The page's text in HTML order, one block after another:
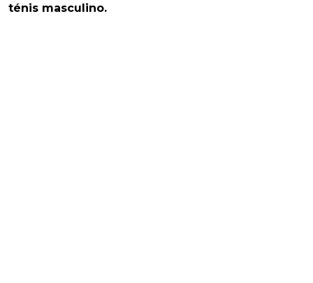
ténis masculino.